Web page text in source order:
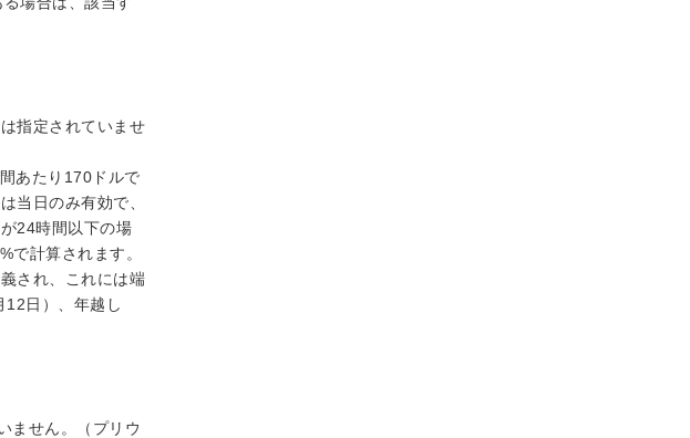
指定されていませ
あたり170ドルで
当日のみ有効で、
24時間以下の場
で計算されます。
され、これには端
日）、年越し
ません。（プリウ